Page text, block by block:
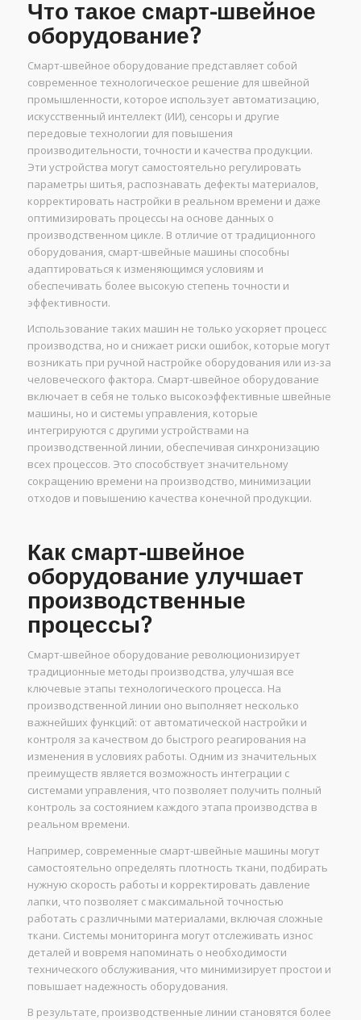
Что такое смарт-швейное
оборудование?
Смарт-швейное оборудование представляет собой
современное технологическое решение для швейной
промышленности, которое использует автоматизацию,
искусственный интеллект (ИИ), сенсоры и другие
передовые технологии для повышения
производительности, точности и качества продукции.
Эти устройства могут самостоятельно регулировать
параметры шитья, распознавать дефекты материалов,
корректировать настройки в реальном времени и даже
оптимизировать процессы на основе данных о
производственном цикле. В отличие от традиционного
оборудования, смарт-швейные машины способны
адаптироваться к изменяющимся условиям и
обеспечивать более высокую степень точности и
эффективности.
Использование таких машин не только ускоряет процесс
производства, но и снижает риски ошибок, которые могут
возникать при ручной настройке оборудования или из-за
человеческого фактора. Смарт-швейное оборудование
включает в себя не только высокоэффективные швейные
машины, но и системы управления, которые
интегрируются с другими устройствами на
производственной линии, обеспечивая синхронизацию
всех процессов. Это способствует значительному
сокращению времени на производство, минимизации
отходов и повышению качества конечной продукции.
Как смарт-швейное
оборудование улучшает
производственные
процессы?
Смарт-швейное оборудование революционизирует
традиционные методы производства, улучшая все
ключевые этапы технологического процесса. На
производственной линии оно выполняет несколько
важнейших функций: от автоматической настройки и
контроля за качеством до быстрого реагирования на
изменения в условиях работы. Одним из значительных
преимуществ является возможность интеграции с
системами управления, что позволяет получить полный
контроль за состоянием каждого этапа производства в
реальном времени.
Например, современные смарт-швейные машины могут
самостоятельно определять плотность ткани, подбирать
нужную скорость работы и корректировать давление
лапки, что позволяет с максимальной точностью
работать с различными материалами, включая сложные
ткани. Системы мониторинга могут отслеживать износ
деталей и вовремя напоминать о необходимости
технического обслуживания, что минимизирует простои и
повышает надежность оборудования.
В результате, производственные линии становятся более